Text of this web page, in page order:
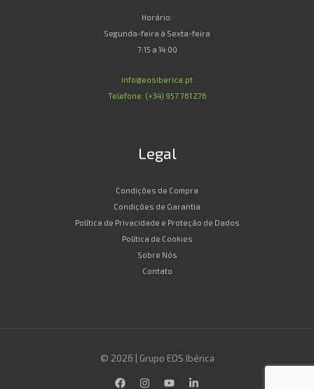
Horário:
Segunda-feira à Sexta-feira
7:15 a 14:00
info@eosiberica.pt
Telefone: (+34) 957 761 276
Legal
Condições de Compra
Condições de Garantia
Política de Privacidade e Proteção de Dados
Política de Cookies
Sobre Nós
Contato
© 2026 | Grupo EOS Ibérica